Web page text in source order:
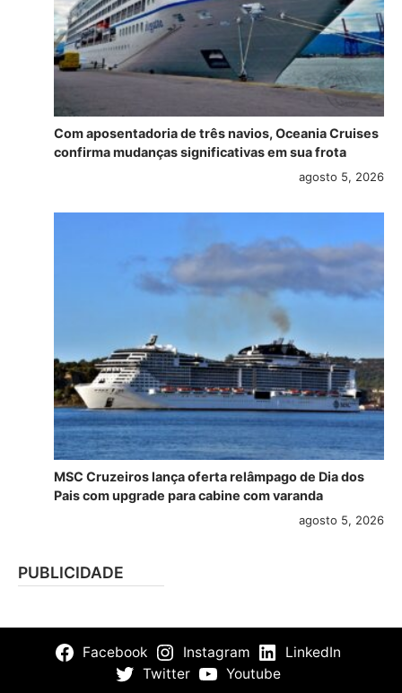
Com aposentadoria de três navios, Oceania Cruises
confirma mudanças significativas em sua frota
agosto 5, 2026
MSC Cruzeiros lança oferta relâmpago de Dia dos
Pais com upgrade para cabine com varanda
agosto 5, 2026
PUBLICIDADE
Facebook Instagram
LinkedIn
Twitter
Youtube